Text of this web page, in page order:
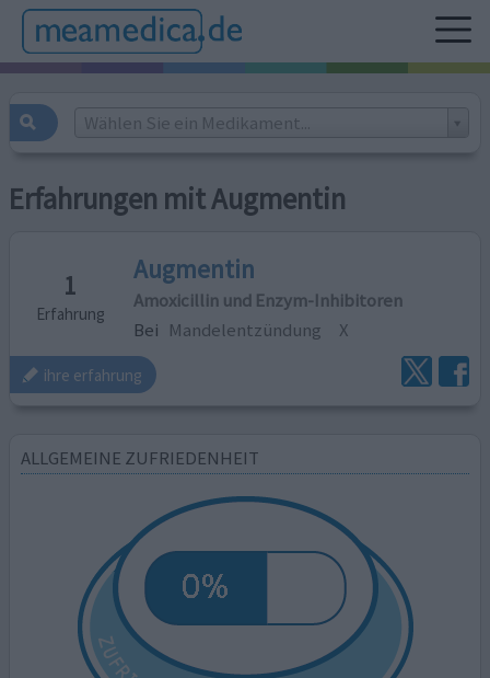
Wählen Sie ein Medikament...
Erfahrungen mit Augmentin
1
Erfahrung
Augmentin
Amoxicillin und Enzym-Inhibitoren
Bei Mandelentzündung X
ihre erfahrung
ALLGEMEINE ZUFRIEDENHEIT